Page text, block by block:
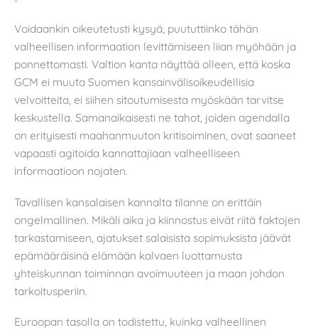
Voidaankin oikeutetusti kysyä, puututtiinko tähän
valheellisen informaation levittämiseen liian myöhään ja
ponnettomasti. Valtion kanta näyttää olleen, että koska
GCM ei muuta Suomen kansainvälisoikeudellisia
velvoitteita, ei siihen sitoutumisesta myöskään tarvitse
keskustella. Samanaikaisesti ne tahot, joiden agendalla
on erityisesti maahanmuuton kritisoiminen, ovat saaneet
vapaasti agitoida kannattajiaan valheelliseen
informaatioon nojaten.
Tavallisen kansalaisen kannalta tilanne on erittäin
ongelmallinen. Mikäli aika ja kiinnostus eivät riitä faktojen
tarkastamiseen, ajatukset salaisista sopimuksista jäävät
epämääräisinä elämään kalvaen luottamusta
yhteiskunnan toiminnan avoimuuteen ja maan johdon
tarkoitusperiin.
Euroopan tasolla on todistettu, kuinka valheellinen